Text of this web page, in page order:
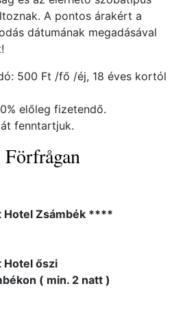
A pontos árakért a
dátumának megadásával
500 Ft /fő /éj, 18 éves kortól
előleg fizetendő.
fenntartjuk.
Förfrågan
Zsámbék ****
őszi
( min. 2 natt )